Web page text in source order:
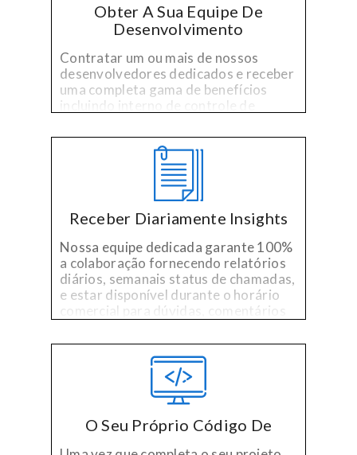
Obter A Sua Equipe De
Desenvolvimento
Contratar um ou mais de nossos
desenvolvedores dedicados e receber
uma completa gama de benefícios
incluindo interno de controle de
gerenciamento de projetos.
Receber Diariamente Insights
Nossa equipe dedicada garante 100%
a colaboração fornecendo relatórios
diários, semanais status de chamadas,
e estar disponível durante o horário
comercial para dúvidas, comentários
O Seu Próprio Código De